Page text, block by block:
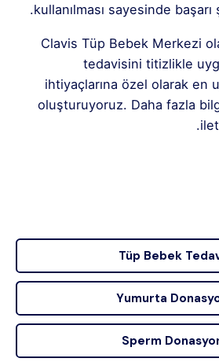
kullanılması sayesinde başarı
Clavis Tüp Bebek Merkezi
tedavisini titizlikle
ihtiyaçlarına özel olarak en
oluşturuyoruz. Daha fazla
Tüp Bebek
Yumurta
Sperm